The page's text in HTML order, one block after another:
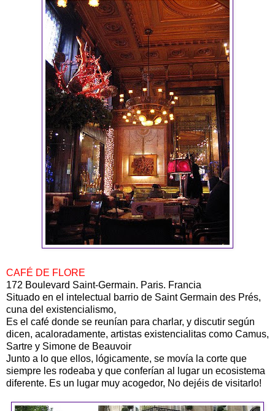
CAFÉ DE FLORE
172 Boulevard Saint-Germain. Paris. Francia
Situado en el intelectual barrio de Saint Germain des Prés,
cuna del existencialismo,
Es el café donde se reunían para charlar, y discutir según
dicen, acaloradamente, artistas existencialitas como Camus,
Sartre y Simone de Beauvoir
Junto a lo que ellos, lógicamente, se movía la corte que
siempre les rodeaba y que conferían al lugar un ecosistema
diferente. Es un lugar muy acogedor, No dejéis de visitarlo!